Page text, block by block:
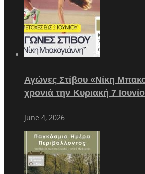
Αγώνες Στίβου «Νίκη
χρονιά την Κυριακή 7
June 4, 2026